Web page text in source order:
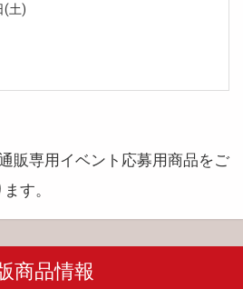
(土)
販専用イベント応募用商品をご
す。
商品情報